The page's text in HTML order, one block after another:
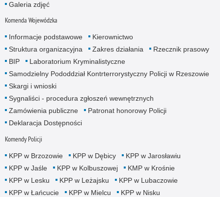
Galeria zdjęć
Komenda Wojewódzka
Informacje podstawowe
Kierownictwo
Struktura organizacyjna
Zakres działania
Rzecznik prasowy
BIP
Laboratorium Kryminalistyczne
Samodzielny Pododdział Kontrterrorystyczny Policji w Rzeszowie
Skargi i wnioski
Sygnaliści - procedura zgłoszeń wewnętrznych
Zamówienia publiczne
Patronat honorowy Policji
Deklaracja Dostępności
Komendy Policji
KPP w Brzozowie KPP w Dębicy
KPP w Jarosławiu
KPP w Jaśle
KPP w Kolbuszowej
KMP w Krośnie
KPP w Lesku
KPP w Leżajsku
KPP w Lubaczowie
KPP w Łańcucie
KPP w Mielcu
KPP w Nisku